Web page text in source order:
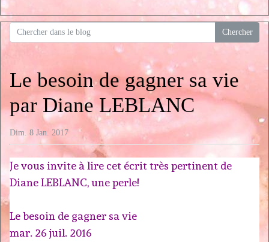
Le besoin de gagner sa vie
par Diane LEBLANC
Dim. 8 Jan. 2017
Je vous invite à lire cet écrit très pertinent de
Diane LEBLANC, une perle!
Le besoin de gagner sa vie
mar. 26 juil. 2016